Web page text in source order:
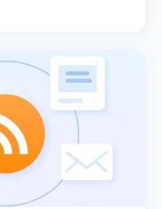
votre site Web à